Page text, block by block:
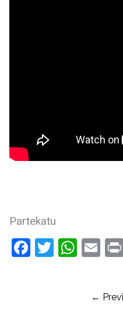
Partekatu
Facebook
Twitter
←